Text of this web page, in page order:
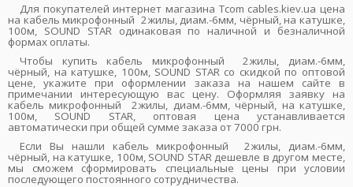
Для покупателей интернет магазина Tcom cables.kiev.ua цена
на кабель микрофонный 2жилы, диам.-6мм, чёрный, на катушке,
100м, SOUND STAR одинаковая по наличной и безналичной
формах оплаты.
Чтобы купить кабель микрофонный 2жилы, диам.-6мм,
чёрный, на катушке, 100м, SOUND STAR со скидкой по оптовой
цене, укажите при оформлении заказа на нашем сайте в
примечании интересующую вас цену. Оформляя заявку на
кабель микрофонный 2жилы, диам.-6мм, чёрный, на катушке,
100м, SOUND STAR, оптовая цена устанавливается
автоматически при общей сумме заказа от 7000 грн.
Если Вы нашли кабель микрофонный 2жилы, диам.-6мм,
чёрный, на катушке, 100м, SOUND STAR дешевле в другом месте,
мы сможем сформировать специальные цены при условии
последующего постоянного сотрудничества.